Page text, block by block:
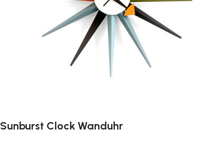
Sunburst Clock Wanduhr